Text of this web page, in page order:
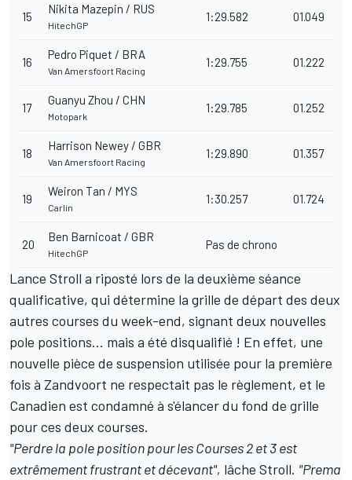
15
Nikita Mazepin / RUS
HitechGP
1:29.582 01.049
16
Pedro Piquet / BRA
Van Amersfoort Racing
1:29.755 01.222
17
Guanyu Zhou / CHN
Motopark
1:29.785 01.252
18
Harrison Newey / GBR
Van Amersfoort Racing
1:29.890 01.357
19
Weiron Tan / MYS
Carlin
1:30.257 01.724
20
Ben Barnicoat / GBR
HitechGP
Pas de chrono
Lance Stroll a riposté lors de la deuxième séance
qualificative, qui détermine la grille de départ des deux
autres courses du week-end, signant deux nouvelles
pole positions... mais a été disqualifié ! En effet, une
nouvelle pièce de suspension utilisée pour la première
fois à Zandvoort ne respectait pas le règlement, et le
Canadien est condamné à s'élancer du fond de grille
pour ces deux courses.
"Perdre la pole position pour les Courses 2 et 3 est
extrêmement frustrant et décevant", lâche Stroll. "Prema